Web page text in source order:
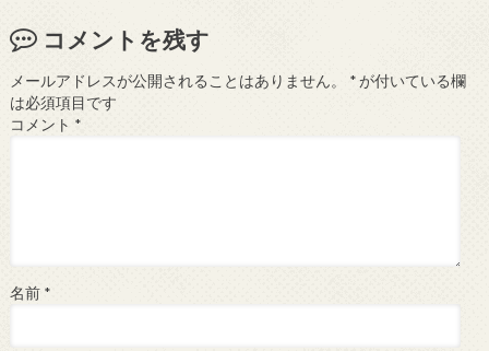
コメントを残す
メールアドレスが公開されることはありません。 *が付いている欄
は必須項目です
コメント *
名前 *